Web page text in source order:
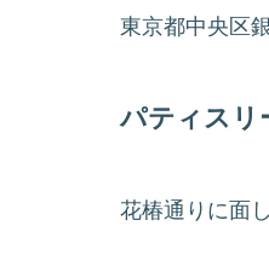
東京都中央区
パティスリ
花椿通りに面